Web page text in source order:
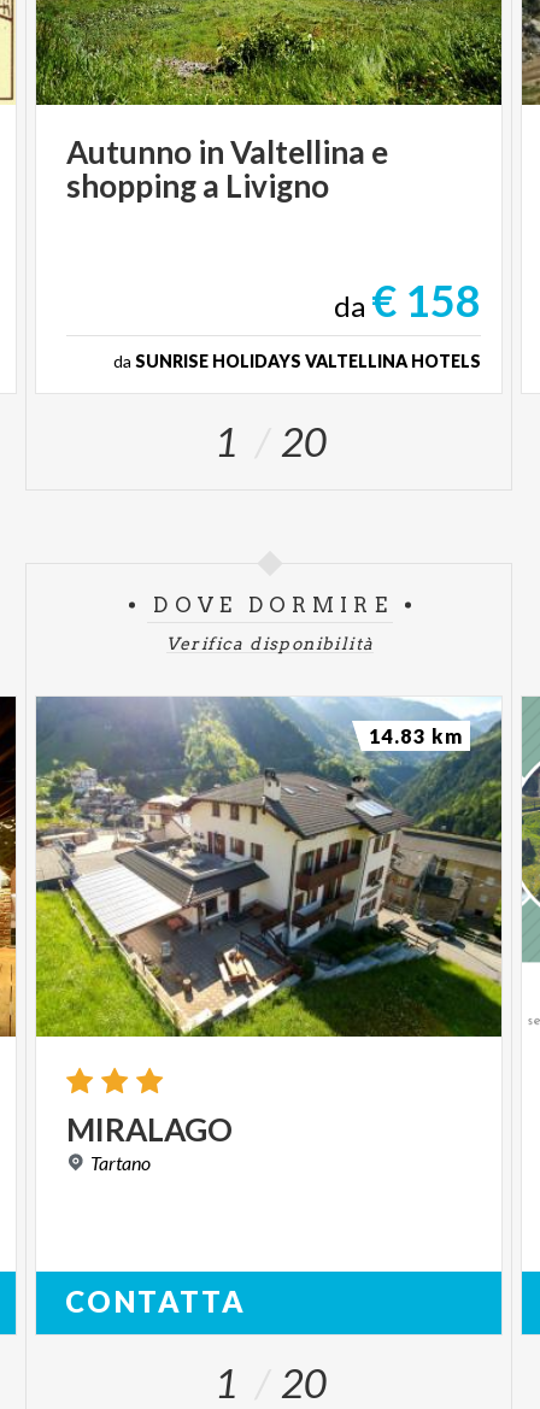
Autunno inValtellina e
shoppinga Livigno
da € 158
da SUNRISE HOLIDAYS VALTELLINA HOTELS
1 20
DOVE DORMIRE
Verifica disponibilità
MIRALAGO
Tartano
CONTATTA
14.83 km
1 20